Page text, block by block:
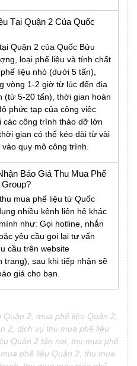
Tại Quận 2 Của Quốc
Quận 2 của Quốc Bửu
loại phế liệu và tính chất
liệu nhỏ (dưới 5 tấn),
vòng 1-2 giờ từ lúc đến địa
(từ 5-20 tấn), thời gian hoàn
phức tạp của công việc
công trình tháo dỡ lớn
gian có thể kéo dài từ vài
quy mô công trình.
Báo Giá Thu Mua Phế
mua phế liệu từ Quốc
nhiều kênh liên hệ khác
như: Gọi hotline, nhắn
yêu cầu gọi lại tư vấn
cầu trên website
trang), sau khi tiếp nhận sẽ
giá cho bạn.
2, mua phế liệu Quận 2,
2, dịch vụ thu mua phế liệu
Quận 2 tận nơi, thu mua phế
phế liệu Quận 2, thu mua